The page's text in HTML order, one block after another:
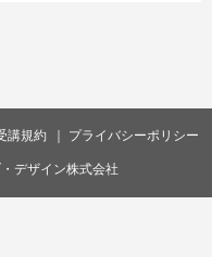
講規約 プライバシーポリシー
デザイン株式会社